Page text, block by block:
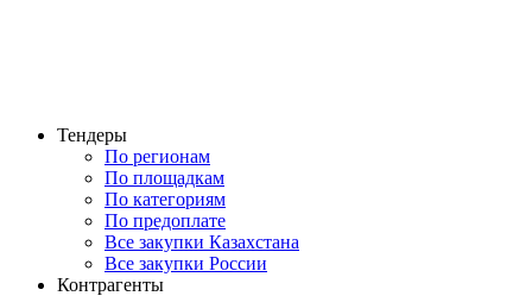
Тендеры
По регионам
По площадкам
По категориям
По предоплате
Все закупки Казахстана
Все закупки России
Контрагенты